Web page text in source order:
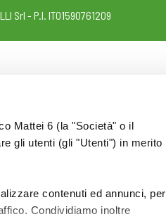
Mattei 6 (la "Società" o il
gli utenti (gli "Utenti") in merito
contenuti ed annunci, per
Condividiamo inoltre
Srl - P.I. IT01590761209